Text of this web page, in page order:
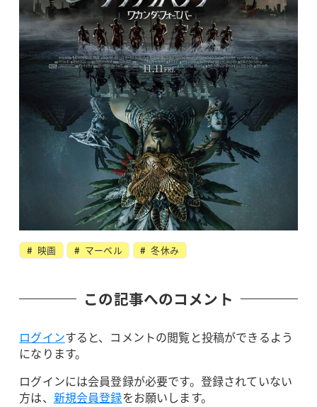
映画 マーベル 冬休み
この記事へのコメント
ログインすると、コメントの閲覧と投稿ができるよう
になります。
ログインには会員登録が必要です。登録されていない
方は、 新規会員登録をお願いします。